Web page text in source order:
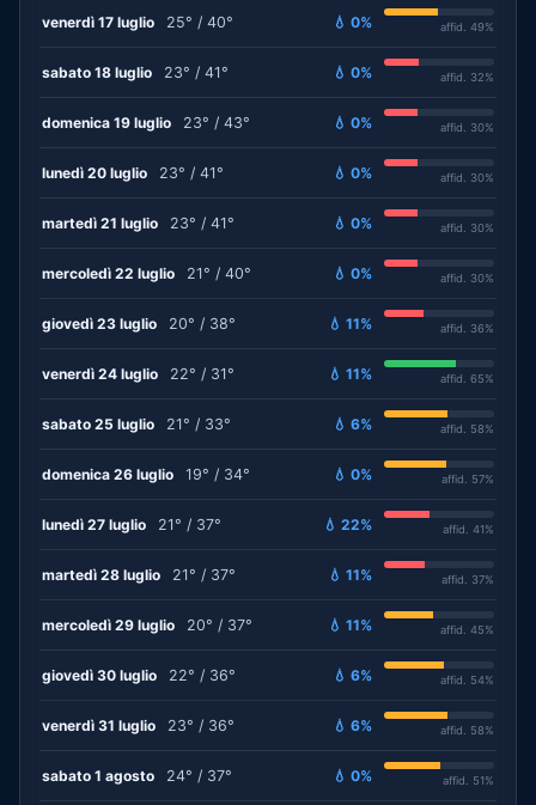
venerdì 17 luglio 25° / 40° 💧 0% affid. 49%
sabato 18 luglio 23° / 41° 💧 0% affid. 32%
domenica 19 luglio 23° / 43° 💧 0% affid. 30%
lunedì 20 luglio 23° / 41° 💧 0% affid. 30%
martedì 21 luglio 23° / 41° 💧 0% affid. 30%
mercoledì 22 luglio 21° / 40° 💧 0% affid. 30%
giovedì 23 luglio 20° / 38° 💧 11% affid. 36%
venerdì 24 luglio 22° / 31° 💧 11% affid. 65%
sabato 25 luglio 21° / 33° 💧 6% affid. 58%
domenica 26 luglio 19° / 34° 💧 0% affid. 57%
lunedì 27 luglio 21° / 37° 💧 22% affid. 41%
martedì 28 luglio 21° / 37° 💧 11% affid. 37%
mercoledì 29 luglio 20° / 37° 💧 11% affid. 45%
giovedì 30 luglio 22° / 36° 💧 6% affid. 54%
venerdì 31 luglio 23° / 36° 💧 6% affid. 58%
sabato 1 agosto 24° / 37° 💧 0% affid. 51%